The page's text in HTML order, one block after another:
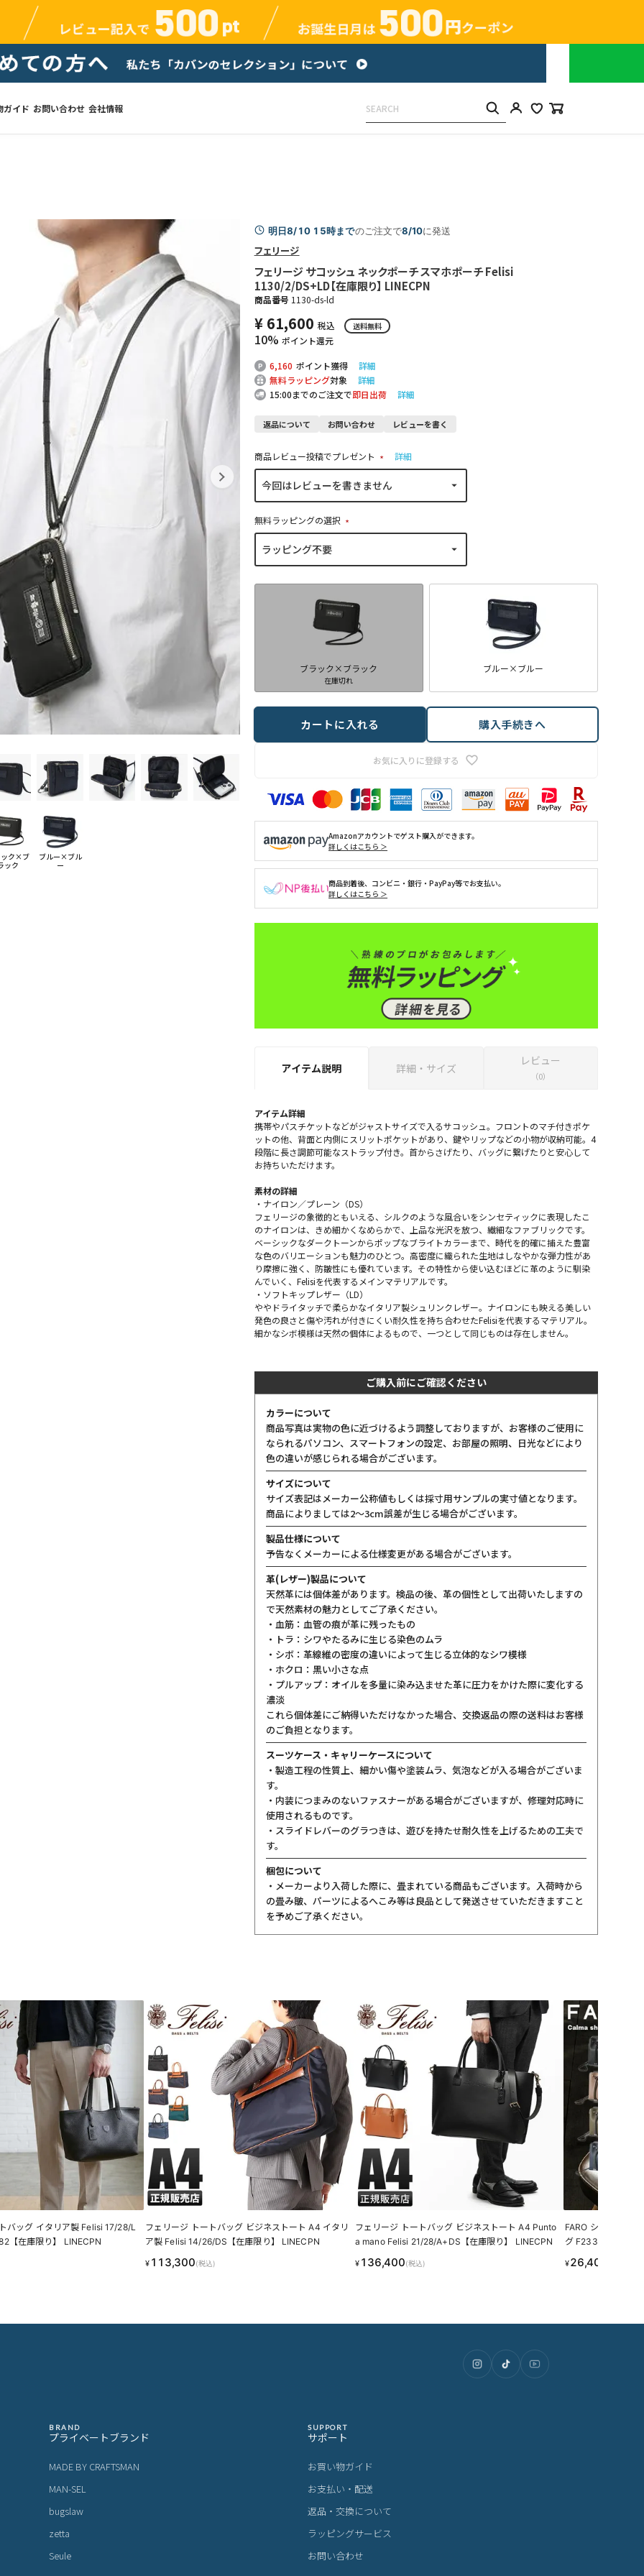
ガイド お問い合わせ 会社情報
ック×ブ
ック
ブルー×ブル
ー
明日8/10 15時までのご注文で8/10に発送
フェリージ
フェリージ サコッシュ ネックポーチ スマホポーチ Felisi
1130/2/DS+LD【在庫限り】 LINECPN
商品番号 1130-ds-ld
¥ 61,600 税込 送料無料
10% ポイント還元
6,160 ポイント獲得
詳細
無料ラッピング対象
詳細
15:00までのご注文で即日出荷 詳細
返品について お問い合わせ レビューを書く
商品レビュー投稿でプレゼント
(
必
)
詳細
無料ラッピングの選択
(
)
ブラック×ブラック
在庫切れ
ブルー×ブルー
お気に入りに登録する
カートに入れる 購入手続きへ
Amazonアカウントでゲスト購入ができます。
詳しくはこちら ＞
商品到着後、コンビニ・銀行・PayPay等でお支払い。
詳しくはこちら ＞
アイテム説明 詳細・サイズ
レビュー
（0）
アイテム詳細
携帯やパスチケットなどがジャストサイズで入るサコッシュ。フロントのマチ付きポケ
ットの他、背面と内側にスリットポケットがあり、鍵やリップなどの小物が収納可能。4
段階に長さ調節可能なストラップ付き。首からさげたり、バッグに繋げたりと安心して
お持ちいただけます。
素材の詳細
・ナイロン／プレーン（DS）
フェリージの象徴的ともいえる、シルクのような風合いをシンセティックに表現したこ
のナイロンは、きめ細かくなめらかで、上品な光沢を放つ、繊細なファブリックです。
ベーシックなダークトーンからポップなブライトカラーまで、時代を的確に捕えた豊富
な色のバリエーションも魅力のひとつ。高密度に織られた生地はしなやかな弾力性があ
り摩擦に強く、防皺性にも優れています。その特性から使い込むほどに革のように馴染
んでいく、Felisiを代表するメインマテリアルです。
・ソフトキップレザー（LD）
ややドライタッチで柔らかなイタリア製シュリンクレザー。ナイロンにも映える美しい
発色の良さと傷や汚れが付きにくい耐久性を持ち合わせたFelisiを代表するマテリアル。
細かなシボ模様は天然の個体によるもので、一つとして同じものは存在しません。
ご購入前にご確認ください
カラーについて
商品写真は実物の色に近づけるよう調整しておりますが、お客様のご使用に
なられるパソコン、スマートフォンの設定、お部屋の照明、日光などにより
色の違いが感じられる場合がございます。
サイズについて
サイズ表記はメーカー公称値もしくは採寸用サンプルの実寸値となります。
商品によりましては2〜3cm誤差が生じる場合がございます。
製品仕様について
予告なくメーカーによる仕様変更がある場合がございます。
革(レザー)製品について
天然革には個体差があります。検品の後、革の個性として出荷いたしますの
で天然素材の魅力としてご了承ください。
・血筋：血管の痕が革に残ったもの
・トラ：シワやたるみに生じる染色のムラ
・シボ：革線維の密度の違いによって生じる立体的なシワ模様
・ホクロ：黒い小さな点
・プルアップ：オイルを多量に染み込ませた革に圧力をかけた際に変化する
濃淡
これら個体差にご納得いただけなかった場合、交換返品の際の送料はお客様
のご負担となります。
スーツケース・キャリーケースについて
・製造工程の性質上、細かい傷や塗装ムラ、気泡などが入る場合がございま
す。
・内装につまみのないファスナーがある場合がございますが、修理対応時に
使用されるものです。
・スライドレバーのグラつきは、遊びを持たせ耐久性を上げるための工夫で
す。
梱包について
・メーカーより入荷した際に、畳まれている商品もございます。入荷時から
の畳み皺、パーツによるへこみ等は良品として発送させていただきますこと
を予めご了承ください。
バッグ イタリア製 Felisi 17/28/L
【在庫限り】 LINECPN
フェリージ トートバッグ ビジネストート A4 イタリ
ア製 Felisi 14/26/DS【在庫限り】 LINECPN
¥ 113,300(税込)
フェリージ トートバッグ ビジネストート A4 Punto
a mano Felisi 21/28/A+DS【在庫限り】 LINECPN
¥ 136,400(税込)
FARO ショルダー
グ F2331B502【在
¥26,400
BRAND
プライベートブランド
MADE BY CRAFTSMAN
MAN-SEL
bugslaw
zetta
Seule
SUPPORT
サポート
お買い物ガイド
お支払い・配送
返品・交換について
ラッピングサービス
お問い合わせ